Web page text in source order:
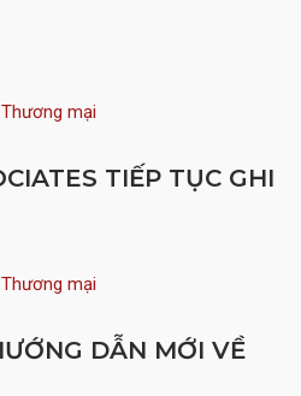
mại
TIẾP TỤC GHI
mại
DẪN MỚI VỀ